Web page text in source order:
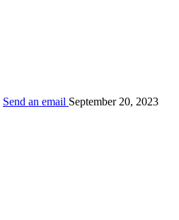
Send an email September 20, 2023